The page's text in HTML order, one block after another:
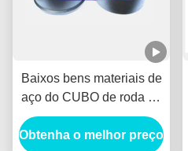
Baixos bens materiais de
aço do CUBO de roda de
SUV do alternador do
RPM para o
Obtenha o melhor preço